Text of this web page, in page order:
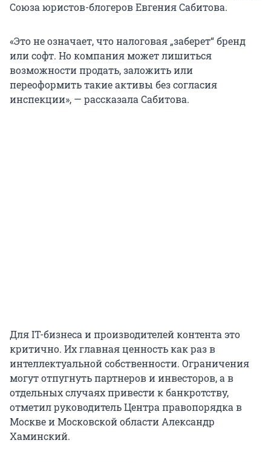
Союза юристов-блогеров Евгения Сабитова.
«Это не означает, что налоговая „заберет“ бренд
или софт. Но компания может лишиться
возможности продать, заложить или
переоформить такие активы без согласия
инспекции», — рассказала Сабитова.
Для IT-бизнеса и производителей контента это
критично. Их главная ценность как раз в
интеллектуальной собственности. Ограничения
могут отпугнуть партнеров и инвесторов, а в
отдельных случаях привести к банкротству,
отметил руководитель Центра правопорядка в
Москве и Московской области Александр
Хаминский.